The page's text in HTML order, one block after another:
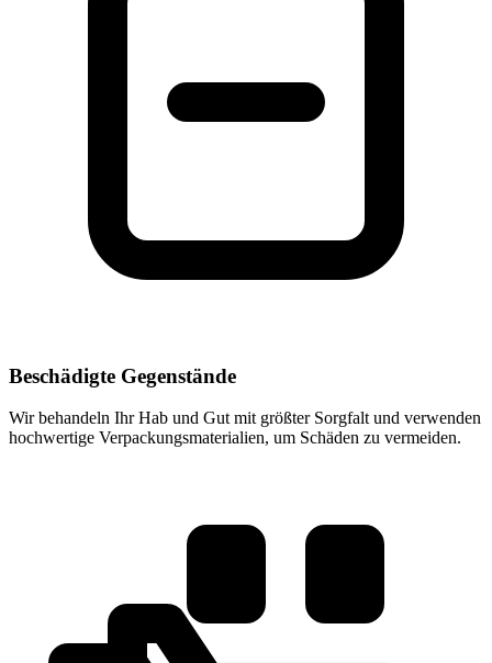
Beschädigte Gegenstände
Wir behandeln Ihr Hab und Gut mit größter Sorgfalt und verwenden
hochwertige Verpackungsmaterialien, um Schäden zu vermeiden.